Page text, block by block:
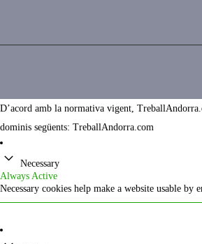
D’acord amb la normativa vigent,
dominis següents: TreballAndorra.com
Necessary
Always Active
Necessary cookies help make a website usable